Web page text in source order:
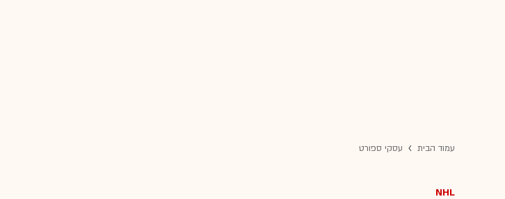
עמוד הבית עסקי ספורט
NHL